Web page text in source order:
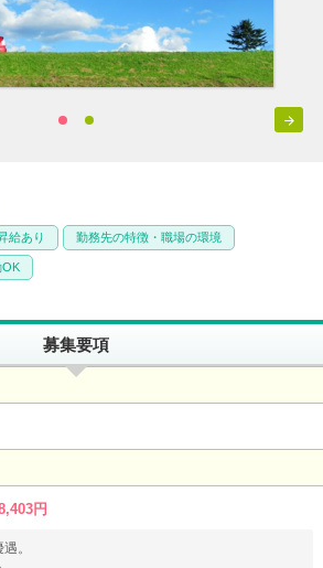

給あり 勤務先の特徴・職場の環境
OK
募集要項
円
。